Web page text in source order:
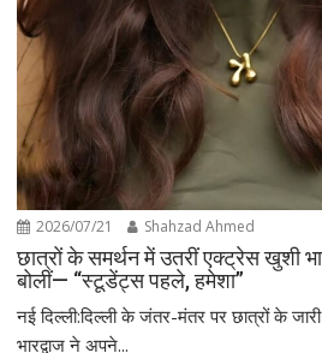
2026/07/21 Shahzad Ahmed
छात्रों के समर्थन में उतरीं एक्ट्रेस खुशी
बोलीं— “स्टूडेंट्स पहले, हमेशा”
नई दिल्ली:दिल्ली के जंतर-मंतर पर छात्रों के
भारद्वाज ने अपने...